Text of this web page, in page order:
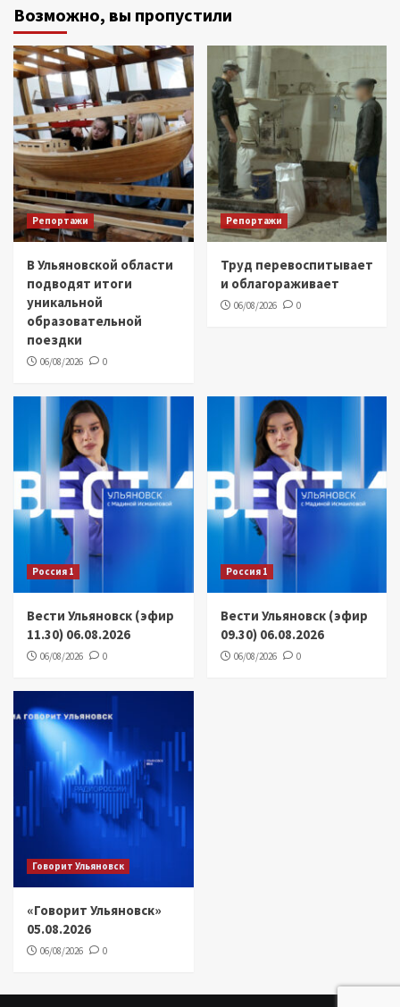
Возможно, вы пропустили
Репортажи
В Ульяновской области
подводят итоги
уникальной
образовательной
поездки
06/08/2026 0
Репортажи
Труд перевоспитывает
и облагораживает
06/08/2026 0
Россия 1
Вести Ульяновск (эфир
11.30) 06.08.2026
06/08/2026 0
Россия 1
Вести Ульяновск (эфир
09.30) 06.08.2026
06/08/2026 0
Говорит Ульяновск
«Говорит Ульяновск»
05.08.2026
06/08/2026 0